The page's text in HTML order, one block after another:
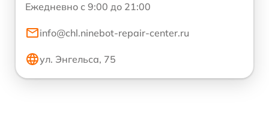
Ежедневно с 9:00 до 21:00
info@chl.ninebot-repair-center.ru
ул. Энгельса, 75